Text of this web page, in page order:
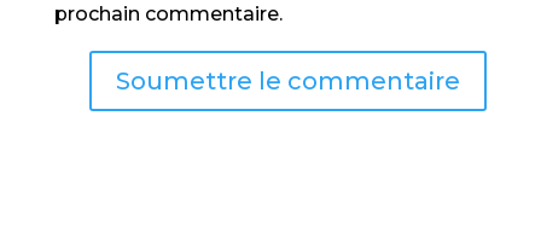
prochain commentaire.
Soumettre le commentaire